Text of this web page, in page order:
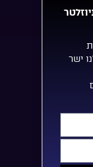
ישר